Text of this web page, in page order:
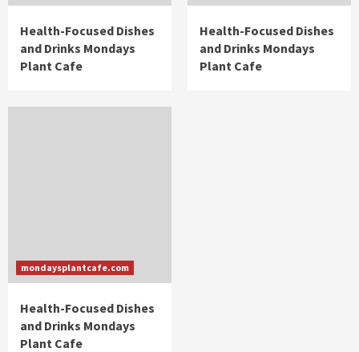
Health-Focused Dishes
and Drinks Mondays
Plant Cafe
Health-Focused Dishes
and Drinks Mondays
Plant Cafe
mondaysplantcafe.com
Health-Focused Dishes
and Drinks Mondays
Plant Cafe